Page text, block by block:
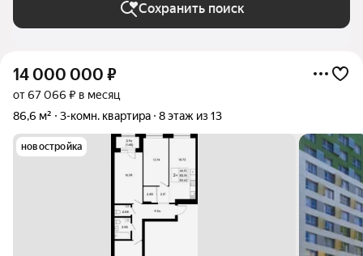
Сохранить поиск
14 000 000 ₽
от 67 066 ₽ в месяц
86,6 м²
3-комн. квартира 8 этаж из 13
новостройка